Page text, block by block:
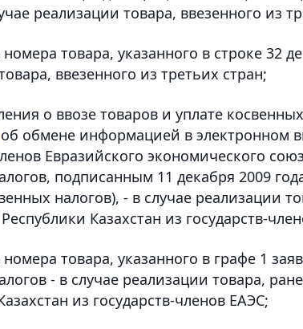
реализации товара, ввезенного из
товара, указанного в строке 32
ввезенного из третьих стран;
о ввозе товаров и уплате
об обмене информацией в электронном
Евразийского экономического
подписанным 11 декабря 2009
налогов), - в случае реализации
Казахстан из государств-
товара, указанного в графе 1
- в случае реализации товара,
из государств-членов ЕАЭС;